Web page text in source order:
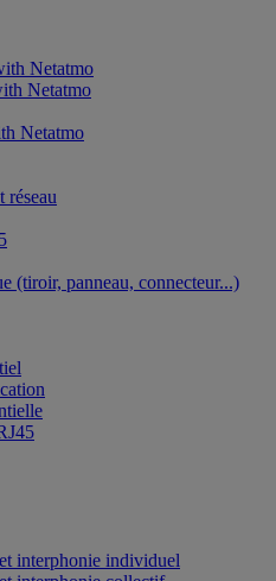
Netatmo
Netatmo
Netatmo
réseau
(tiroir, panneau, connecteur...)
interphonie individuel